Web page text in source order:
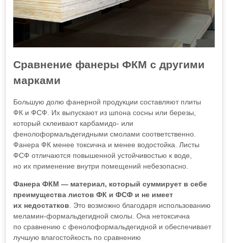
Сравнение фанеры ФКМ с другими
марками
Большую долю фанерной продукции составляют плиты
ФК и ФСФ. Их выпускают из шпона сосны или березы,
который склеивают карбамидо- или
фенолоформальдегидными смолами соответственно.
Фанера ФК менее токсична и менее водостойка. Листы
ФСФ отличаются повышенной устойчивостью к воде,
но их применение внутри помещений небезопасно.
Фанера ФКМ — материал, который суммирует в себе
преимущества листов ФК и ФСФ и не имеет
их недостатков . Это возможно благодаря использованию
меламин-формальдегидной смолы. Она нетоксична
по сравнению с фенолоформальдегидной и обеспечивает
лучшую влагостойкость по сравнению